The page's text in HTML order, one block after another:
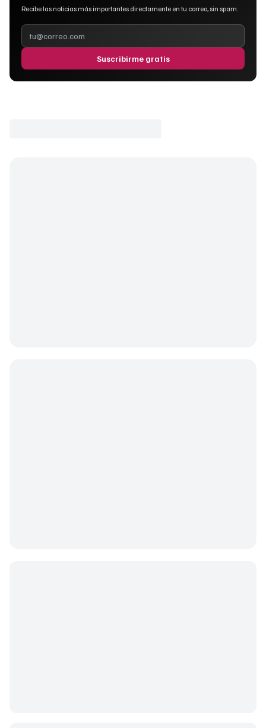
Recibe las noticias más importantes directamente en tu correo, sin spam.
Suscribirme gratis